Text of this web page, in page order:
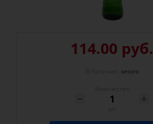
114.00 руб.
много